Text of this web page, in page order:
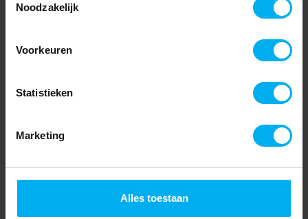
Noodzakelijk
Voorkeuren
Statistieken
Marketing
Alles toestaan